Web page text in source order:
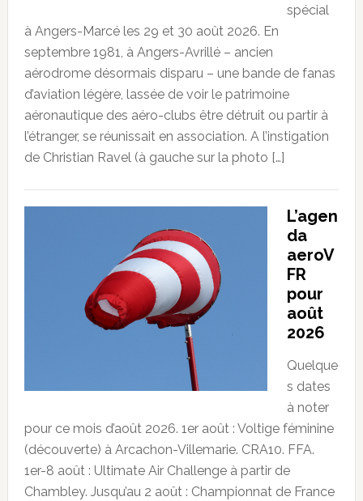
spécial
à Angers-Marcé les 29 et 30 août 2026. En
septembre 1981, à Angers-Avrillé – ancien
aérodrome désormais disparu – une bande de fanas
d’aviation légère, lassée de voir le patrimoine
aéronautique des aéro-clubs être détruit ou partir à
l’étranger, se réunissait en association. A l’instigation
de Christian Ravel (à gauche sur la photo […]
L’agen
da
aeroV
FR
pour
août
2026
Quelque
s dates
à noter
pour ce mois d’août 2026. 1er août : Voltige féminine
(découverte) à Arcachon-Villemarie. CRA10. FFA.
1er-8 août : Ultimate Air Challenge à partir de
Chambley. Jusqu’au 2 août : Championnat de France